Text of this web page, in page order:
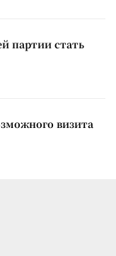
партии стать
визита